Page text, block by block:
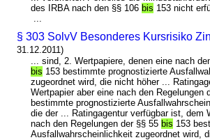
des IRBA nach den §§ 106bis 153 nicht
§ 303 SolvV Besonderes Kursrisiko
31.12.2011)
... sind, 2. Wertpapiere, denen eine nach
bis 153 bestimmte prognostizierte
zugeordnet wird, die nicht höher ...
Wertpapier aber eine nach den Regelungen
bestimmte prognostizierte
die der ... Ratingagentur verfügbar ist, dem
nach den Regelungen der §§ 55bis 153
Ausfallwahrscheinlichkeit zugeordnet wird,